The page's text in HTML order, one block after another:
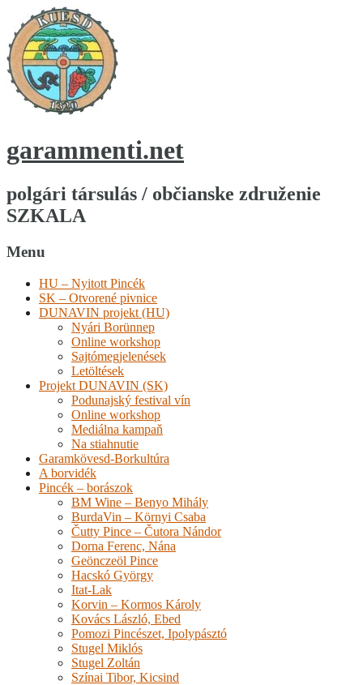
garammenti.net
polgári társulás / občianske združenie
SZKALA
Menu
HU – Nyitott Pincék
SK – Otvorené pivnice
DUNAVIN projekt (HU)
Nyári Borünnep
Online workshop
Sajtómegjelenések
Letöltések
Projekt DUNAVIN (SK)
Podunajský festival vín
Online workshop
Mediálna kampaň
Na stiahnutie
Garamkövesd-Borkultúra
A borvidék
Pincék – borászok
BM Wine – Benyo Mihály
BurdaVin – Környi Csaba
Čutty Pince – Čutora Nándor
Dorna Ferenc, Nána
Geönczeöl Pince
Hacskó György
Itat-Lak
Korvin – Kormos Károly
Kovács László, Ebed
Pomozi Pincészet, Ipolypásztó
Stugel Miklós
Stugel Zoltán
Színai Tibor, Kicsind